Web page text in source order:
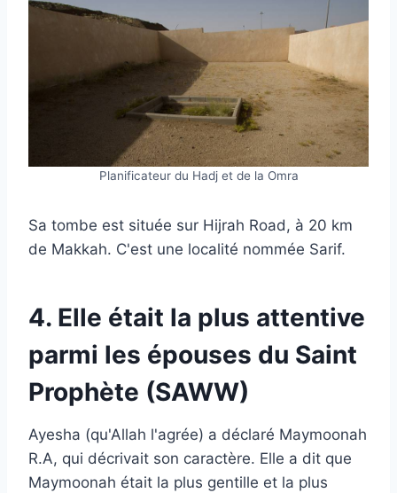
Planificateur du Hadj et de la Omra
Sa tombe est située sur Hijrah Road, à 20 km
de Makkah. C'est une localité nommée Sarif.
4. Elle était la plus attentive
parmi les épouses du Saint
Prophète (SAWW)
Ayesha (qu'Allah l'agrée) a déclaré Maymoonah
R.A, qui décrivait son caractère. Elle a dit que
Maymoonah était la plus gentille et la plus